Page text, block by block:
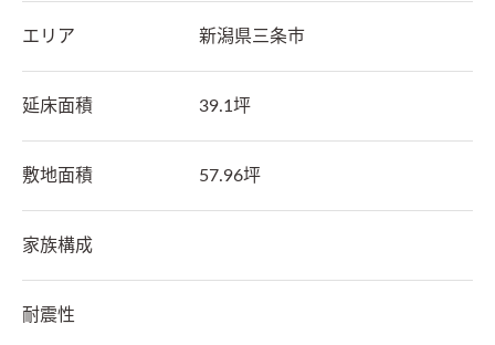
エリア 新潟県三条市
延床面積 39.1坪
敷地面積 57.96坪
家族構成
耐震性